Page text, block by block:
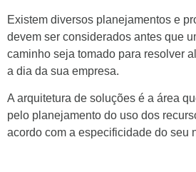
Existem diversos planejamentos e
devem ser considerados antes que
caminho seja tomado para resolver
a dia da sua empresa.
A arquitetura de soluções é a área
pelo planejamento do uso dos
acordo com a especificidade do seu